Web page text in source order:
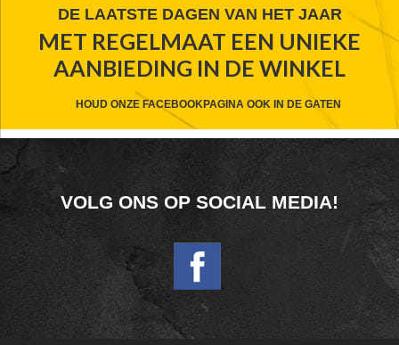
FOOTER
WIDGET
HEADER
DE LAATSTE DAGEN VAN HET JAAR
MET REGELMAAT EEN UNIEKE
AANBIEDING IN DE WINKEL
HOUD ONZE FACEBOOKPAGINA OOK IN DE GATEN
FOOTER
WIDGET
HEADER
SOCIAL
VOLG ONS OP SOCIAL MEDIA!